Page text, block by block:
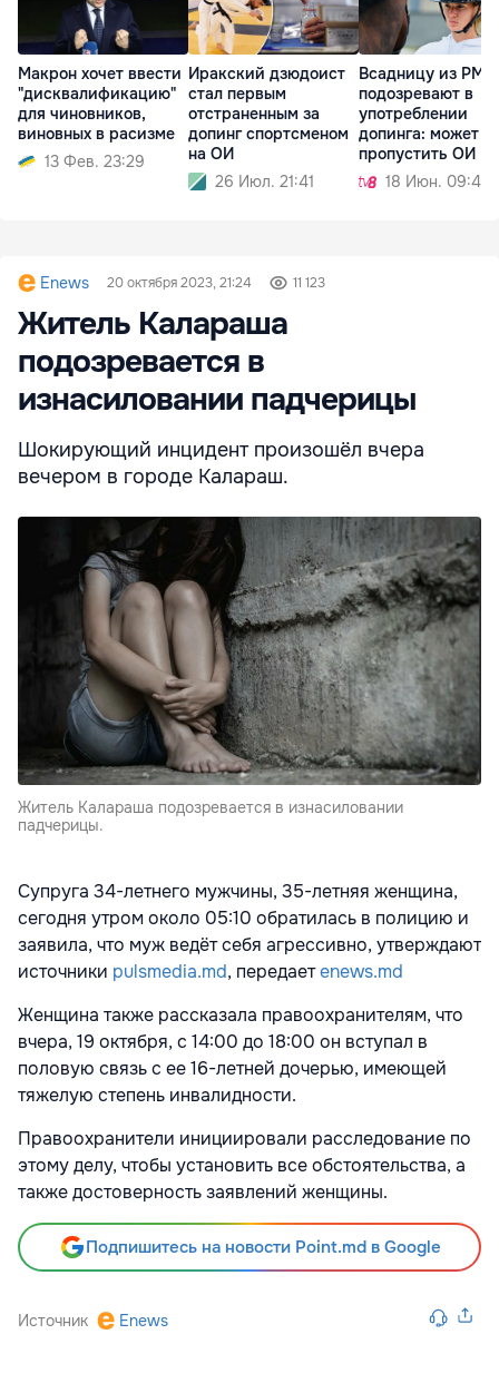
Макрон хочет ввести
"дисквалификацию"
для чиновников,
виновных в расизме
13 Фев. 23:29
Иракский дзюдоист
стал первым
отстраненным за
допинг спортсменом
на ОИ
26 Июл. 21:41
Всадницу из РМ
подозревают в
употреблении
допинга: может
пропустить ОИ
18 Июн. 09:48
Enews 20 октября 2023, 21:24 11 123
Житель Калараша
подозревается в
изнасиловании падчерицы
Шокирующий инцидент произошёл вчера
вечером в городе Калараш.
Житель Калараша подозревается в изнасиловании
падчерицы.
Супруга 34-летнего мужчины, 35-летняя женщина,
сегодня утром около 05:10 обратилась в полицию и
заявила, что муж ведёт себя агрессивно, утверждают
источники pulsmedia.md, передаетenews.md
Женщина также рассказала правоохранителям, что
вчера, 19 октября, с 14:00 до 18:00 он вступал в
половую связь с ее 16-летней дочерью, имеющей
тяжелую степень инвалидности.
Правоохранители инициировали расследование по
этому делу, чтобы установить все обстоятельства, а
также достоверность заявлений женщины.
Подпишитесь на новости Point.md в Google
Источник Enews